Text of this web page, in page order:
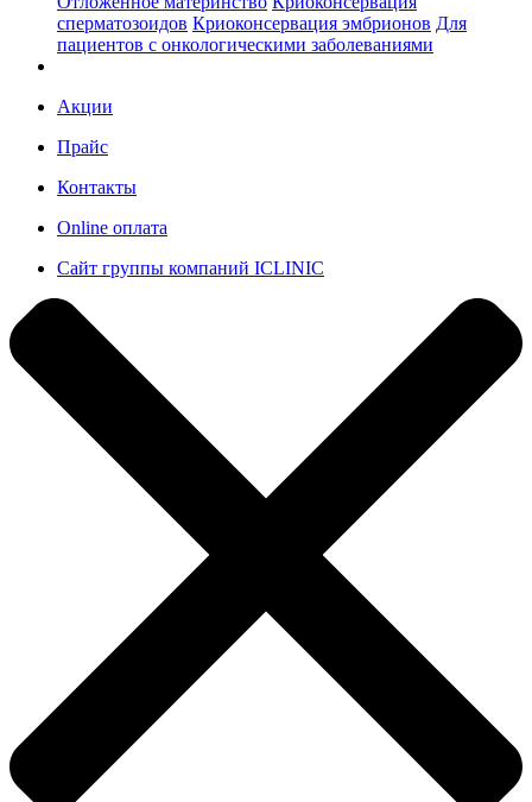
сперматозоидов Криоконсервация эмбрионов Для
пациентов с онкологическими заболеваниями
Акции
Прайс
Контакты
Online оплата
Сайт группы компаний ICLINIC